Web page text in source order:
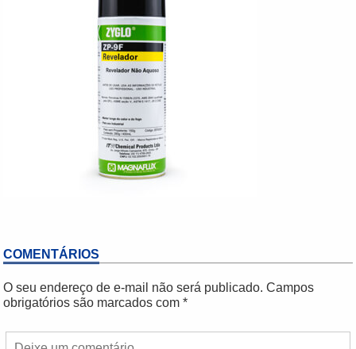
COMENTÁRIOS
O seu endereço de e-mail não será publicado. Campos
obrigatórios são marcados com *